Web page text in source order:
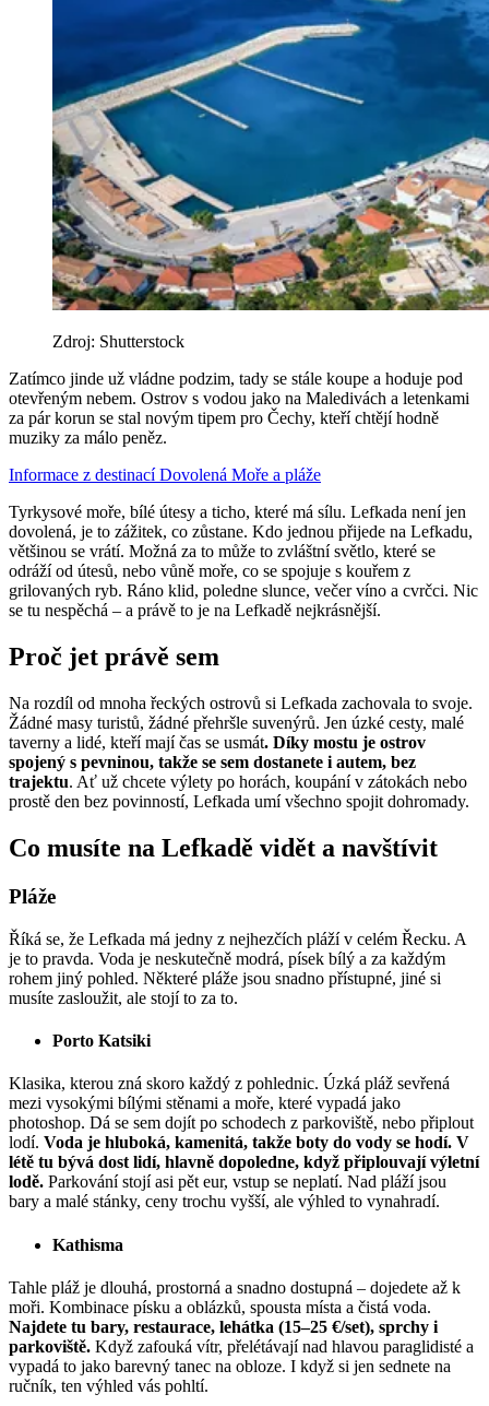
Zdroj: Shutterstock
Zatímco jinde už vládne podzim, tady se stále koupe a hoduje pod
otevřeným nebem. Ostrov s vodou jako na Maledivách a letenkami
za pár korun se stal novým tipem pro Čechy, kteří chtějí hodně
muziky za málo peněz.
Informace z destinacíDovolená Moře a pláže
Tyrkysové moře, bílé útesy a ticho, které má sílu. Lefkada není jen
dovolená, je to zážitek, co zůstane. Kdo jednou přijede na Lefkadu,
většinou se vrátí. Možná za to může to zvláštní světlo, které se
odráží od útesů, nebo vůně moře, co se spojuje s kouřem z
grilovaných ryb. Ráno klid, poledne slunce, večer víno a cvrčci. Nic
se tu nespěchá – a právě to je na Lefkadě nejkrásnější.
Proč jet právě sem
Na rozdíl od mnoha řeckých ostrovů si Lefkada zachovala to svoje.
Žádné masy turistů, žádné přehršle suvenýrů. Jen úzké cesty, malé
taverny a lidé, kteří mají čas se usmát. Díky mostu je ostrov
spojený s pevninou, takže se sem dostanete i autem, bez
trajektu. Ať už chcete výlety po horách, koupání v zátokách nebo
prostě den bez povinností, Lefkada umí všechno spojit dohromady.
Co musíte na Lefkadě vidět a navštívit
Pláže
Říká se, že Lefkada má jedny z nejhezčích pláží v celém Řecku. A
je to pravda. Voda je neskutečně modrá, písek bílý a za každým
rohem jiný pohled. Některé pláže jsou snadno přístupné, jiné si
musíte zasloužit, ale stojí to za to.
Porto Katsiki
Klasika, kterou zná skoro každý z pohlednic. Úzká pláž sevřená
mezi vysokými bílými stěnami a moře, které vypadá jako
photoshop. Dá se sem dojít po schodech z parkoviště, nebo připlout
lodí. Voda je hluboká, kamenitá, takže boty do vody se hodí. V
létě tu bývá dost lidí, hlavně dopoledne, když připlouvají výletní
lodě. Parkování stojí asi pět eur, vstup se neplatí. Nad pláží jsou
bary a malé stánky, ceny trochu vyšší, ale výhled to vynahradí.
Kathisma
Tahle pláž je dlouhá, prostorná a snadno dostupná – dojedete až k
moři. Kombinace písku a oblázků, spousta místa a čistá voda.
Najdete tu bary, restaurace, lehátka (15–25 €/set), sprchy i
parkoviště. Když zafouká vítr, přelétávají nad hlavou paraglidisté a
vypadá to jako barevný tanec na obloze. I když si jen sednete na
ručník, ten výhled vás pohltí.